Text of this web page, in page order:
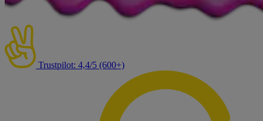
Trustpilot: 4,4/5 (600+)